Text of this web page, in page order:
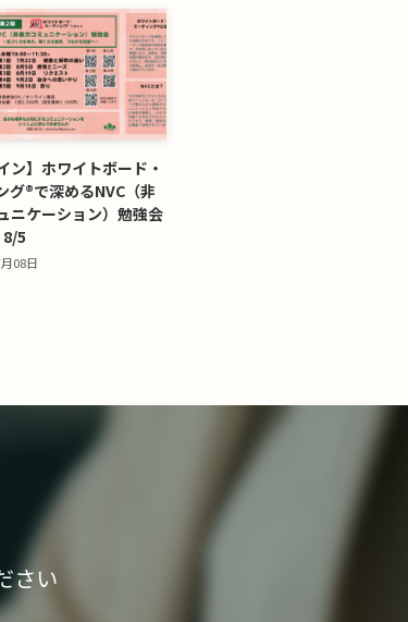
ン】ホワイトボード・
グ®で深めるNVC（非
ニケーション）勉強会
8/5
08日
さい